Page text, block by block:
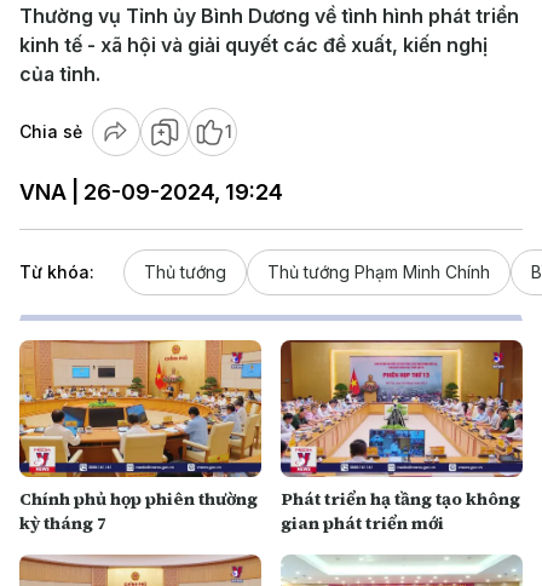
Thường vụ Tỉnh ủy Bình Dương về tình hình phát triển
kinh tế - xã hội và giải quyết các đề xuất, kiến nghị
của tỉnh.
Chia sẻ 1
VNA | 26-09-2024, 19:24
Từ khóa: Thủ tướng Thủ tướng Phạm Minh Chính
Chính phủ họp phiên thường
kỳ tháng 7
Phát triển hạ tầng tạo không
gian phát triển mới